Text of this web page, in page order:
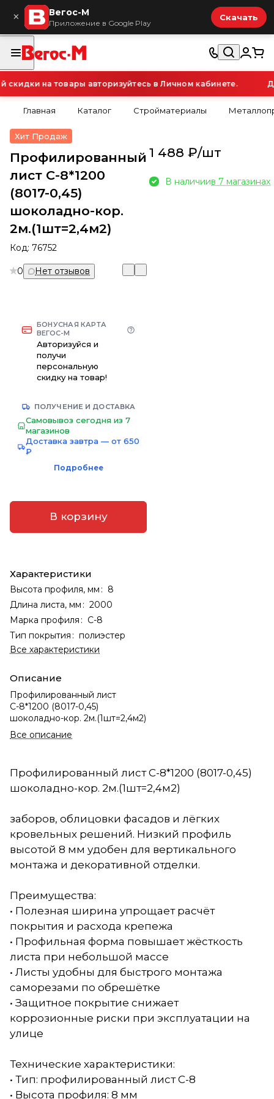
× Вегос-М
Приложение в Google Play
Скачать
на товары авторизуйтесь в Личном кабинете.
Главная Каталог Стройматериалы
Хит Продаж
Профилированный
лист С-8*1200
(8017-0,45)
шоколадно-кор.
2м.(1шт=2,4м2)
Код: 76752
0 Нет отзывов
БОНУСНАЯ КАРТА
ВЕГОС-М
Авторизуйся и
получи
персональную
скидку на товар!
ПОЛУЧЕНИЕ И ДОСТАВКА
Самовывоз сегодня из 7
магазинов
Доставка завтра — от 650
₽
Подробнее
В корзину
Характеристики
Высота профиля, мм : 8
Длина листа, мм : 2000
Марка профиля : С-8
Тип покрытия : полиэстер
Все характеристики
Описание
Профилированный лист
С-8*1200 (8017-0,45)
шоколадно-кор. 2м.(1шт=2,4м2)
Все описание
1 488 ₽/шт
В наличиив 7 магазинах
Профилированный лист С-8*1200 (8017-0,45)
шоколадно-кор. 2м.(1шт=2,4м2)
заборов, облицовки фасадов и лёгких
кровельных решений. Низкий профиль
высотой 8 мм удобен для вертикального
монтажа и декоративной отделки.
Преимущества:
• Полезная ширина упрощает расчёт
покрытия и расхода крепежа
• Профильная форма повышает жёсткость
листа при небольшой массе
• Листы удобны для быстрого монтажа
саморезами по обрешётке
• Защитное покрытие снижает
коррозионные риски при эксплуатации на
улице
Технические характеристики:
• Тип: профилированный лист С-8
• Высота профиля: 8 мм